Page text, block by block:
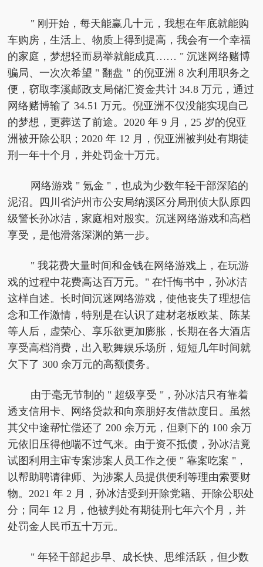
" 刚开始，每天能赢几十元，我想在年底就能购
车购房，生活上、物质上得到提高，我会有一个幸福
的家庭，梦想轻而易举就能成真…… " 沉迷网络赌博
骗局、一次次希望 " 翻盘 " 的倪亚洲 8 次利用职务之
便，窃取李溪邮政支局储汇资金共计 34.8 万元，通过
网络赌博输了 34.51 万元。倪亚洲不仅没能实现自己
的梦想，更葬送了前途。2020 年 9 月，25 岁的倪亚
洲被开除公职；2020 年 12 月，倪亚洲被判处有期徒
刑一年十个月，并处罚金十万元。
网络游戏 " 氪金 "，也成为少数年轻干部深陷的
泥沼。四川省泸州市公安局纳溪区分局刑侦大队原四
级警长孙冰洁，家庭相对殷实。沉迷网络游戏和高档
享受，是他滑落深渊的第一步。
" 我花费大量时间和金钱在网络游戏上，在玩游
戏的过程中花费高达百万元。" 在忏悔书中，孙冰洁
这样自述。长时间沉迷网络游戏，使他丧失了理想信
念和工作激情，特别是在认识了建材老板欧某、陈某
等人后，虚荣心、享乐欲更加膨胀，长期在各大酒店
享受高档消费，出入歌舞娱乐场所，短短几年时间就
欠下了 300 余万元的高额债务。
由于毫无节制的 " 超级享受 "，孙冰洁只有靠着
透支信用卡、网络贷款和向亲朋好友借款度日。虽然
其父中途帮忙偿还了 200 余万元，但剩下的 100 余万
元依旧压得他喘不过气来。由于资不抵债，孙冰洁竟
试图利用主审专案涉案人员工作之便 " 靠案吃案 "，
以帮助聘请律师、为涉案人员提供便利等理由索要财
物。2021 年 2 月，孙冰洁受到开除党籍、开除公职处
分；同年 12 月，他被判处有期徒刑七年六个月，并
处罚金人民币五十万元。
" 年轻干部起步早、成长快、思维活跃，但少数